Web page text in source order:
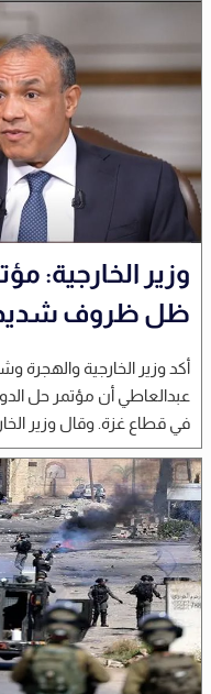
وزير الخارجية:
ظل ظروف شديدة
أكد وزير الخارجية والهجرة
عبدالعاطي أن مؤتمر حل
في قطاع غزة. وقال وزير